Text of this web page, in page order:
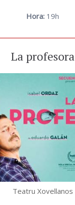
Hora: 19h
La profesora
Teatru Xovellanos